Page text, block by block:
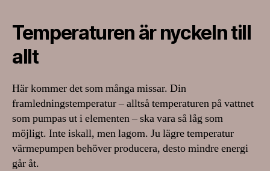
Temperaturen är nyckeln till
allt
Här kommer det som många missar. Din
framledningstemperatur – alltså temperaturen på vattnet
som pumpas ut i elementen – ska vara så låg som
möjligt. Inte iskall, men lagom. Ju lägre temperatur
värmepumpen behöver producera, desto mindre energi
går åt.